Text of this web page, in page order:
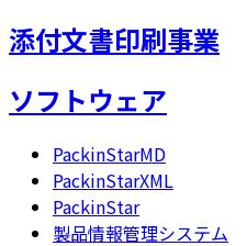
添付文書印刷事業
ソフトウェア
PackinStarMD
PackinStarXML
PackinStar
製品情報管理システム